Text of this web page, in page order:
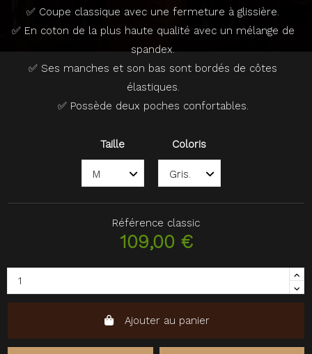
✅ Coupe classique avec une fermeture à glissière.
✅ En coton de la plus haute qualité avec un mélange de
spandex.
✅ Ses manches et son bas sont bordés de côtes
élastiques.
✅ Possède deux poches confortables.
Taille Coloris
Référence classic
109,00 €
Ajouter au panier